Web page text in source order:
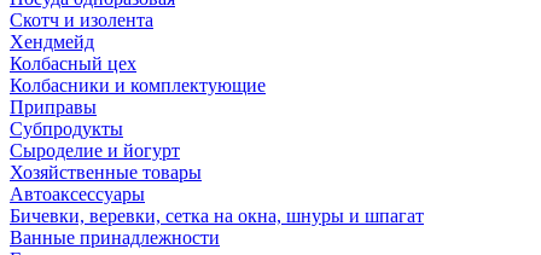
Скотч и изолента
Хендмейд
Колбасный цех
Колбасники и комплектующие
Приправы
Субпродукты
Сыроделие и йогурт
Хозяйственные товары
Автоаксессуары
Бичевки, веревки, сетка на окна, шнуры и шпагат
Ванные принадлежности